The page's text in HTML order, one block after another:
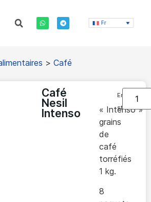
Fr
> Café
Café
Nesil
Intenso
« Intenso »
grains
de
café
torréfiés
1 kg.
8
En
stock